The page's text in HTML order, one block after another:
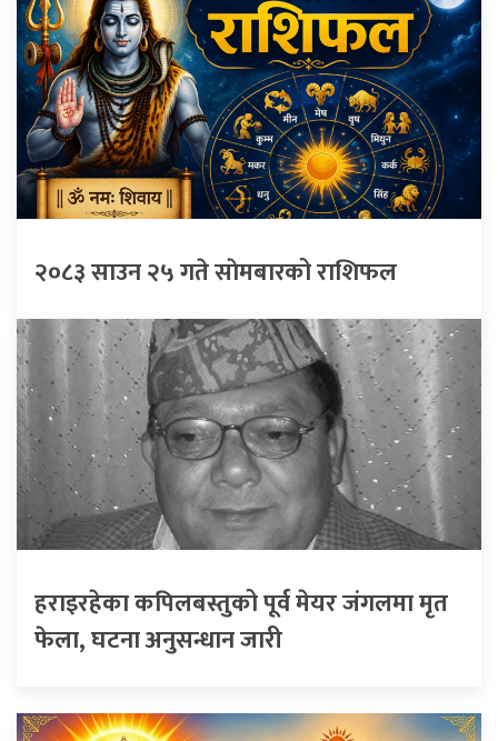
२०८३ साउन २५ गते साेमबारको राशिफल
हराइरहेका कपिलबस्तुको पूर्व मेयर जंगलमा मृत
फेला, घटना अनुसन्धान जारी